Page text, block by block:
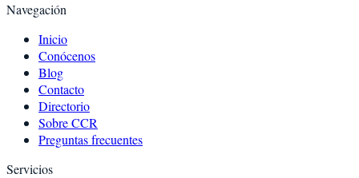
Navegación
Inicio
Conócenos
Blog
Contacto
Directorio
Sobre CCR
Preguntas frecuentes
Servicios